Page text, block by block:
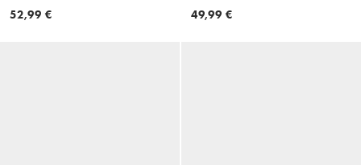
tapered en gris claro seersucker
52,99 €
tapered con textura gofrada
49,99 €